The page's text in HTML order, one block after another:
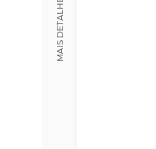
MAIS DETALHES